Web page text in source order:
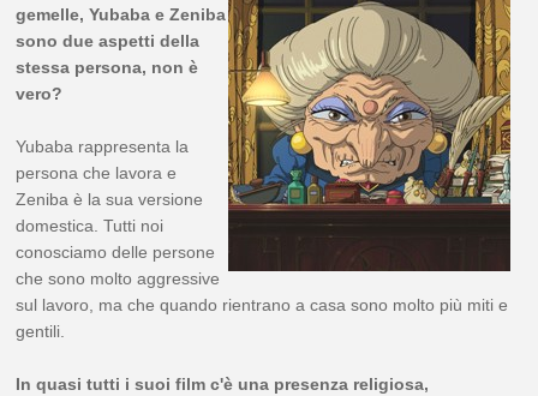
gemelle, Yubaba e Zeniba
sono due aspetti della
stessa persona, non è
vero?
Yubaba rappresenta la
persona che lavora e
Zeniba è la sua versione
domestica. Tutti noi
conosciamo delle persone
che sono molto aggressive
sul lavoro, ma che quando rientrano a casa sono molto più miti e
gentili.
In quasi tutti i suoi film c'è una presenza religiosa,